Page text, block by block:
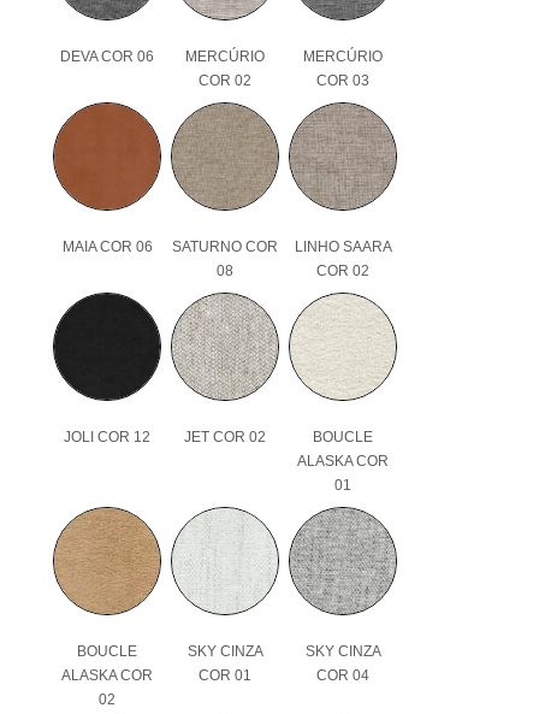
DEVA COR 06
MERCÚRIO
COR 02
MERCÚRIO
COR 03
MAIA COR 06
SATURNO COR
08
LINHO SAARA
COR 02
JOLI COR 12 JET COR 02
BOUCLE
ALASKA COR
01
BOUCLE
ALASKA COR
02
SKY CINZA
COR 01
SKY CINZA
COR 04